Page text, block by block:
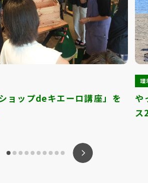
ョップdeキエーロ講座」を
環
や
ス